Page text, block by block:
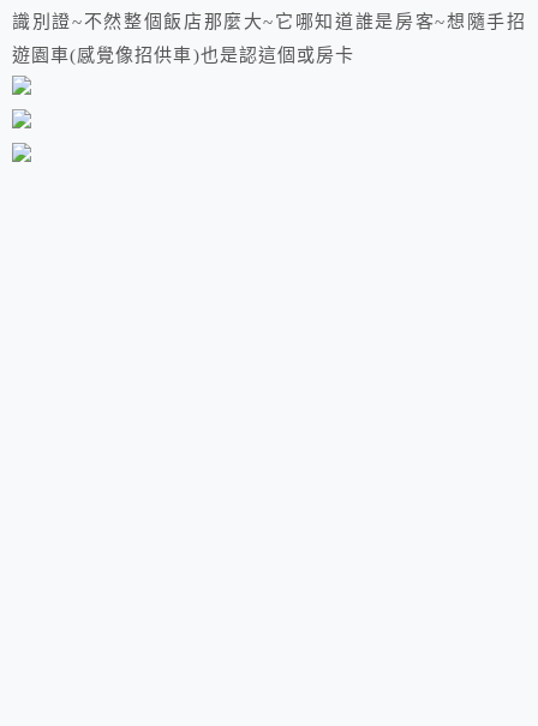
識別證~不然整個飯店那麼大~它哪知道誰是房客~想隨手招
遊園車(感覺像招供車)也是認這個或房卡